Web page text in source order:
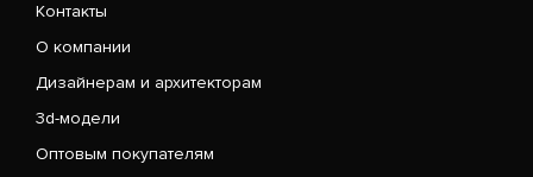
Контакты
О компании
Дизайнерам и архитекторам
3d-модели
Оптовым покупателям